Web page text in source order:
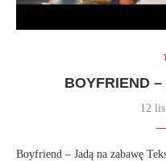
BOYFRIEND
12
Boyfriend – Jadą na zabawę